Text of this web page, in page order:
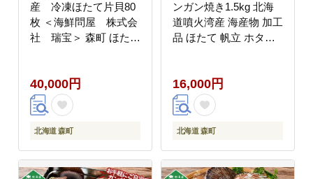
産 冷凍ほたて片貝80
枚 ＜海鮮問屋 株式会
社 瑞宝＞ 森町 ほたて
道 mr1-0918
40,000円
北海道 森町
ンガン焼き1.5kg 北海
道噴火湾産 海産物 加工
品 ほたて 帆立 ホタテ
16,000円
北海道 森町